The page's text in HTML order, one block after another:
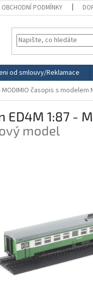
OBCHODNÍ PODMÍNKY
od smlouvy/Reklamace
MODIMIO časopis s modelem
ED4M 1:87 -
model